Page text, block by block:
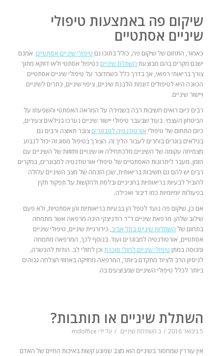
שיקום פה באמצעות טיפולי
שיניים אסתטיים
כאמור, התחום של שיקום פה, כולל בתוכו גם טיפולי שיניים אסתטיים. אמנם
ישנם מקרים בהם מבוצעת השתלת שיניים כטיפול אסתטי ולאו דווקא מתוך
צורך בריאותי רפואי, אך בדרך כלל כשמדובר על טיפולי שיניים אסתטיים
הכוונה היא לטיפולים דוגמת הלבנת שיניים, ציפוי שיניים, כתרים לשיניים
ויישור שיניים.
רבים כיום רואים חשיבות רבה בשמירה על המראה האסתטי והשפעתו על
הביטחון העצמי. בעוד שבעבר טיפולי יישור שיניים נערכו בגילאים צעירים,
כיום התחום של טיפולי אורטודנטיה למבוגרים צובר תאוצה ורבים גם
בגילאים בוגרים בוחרים לעבור הליך זה. הצורך בטיפול מסוג זה יכול לנבוע
מצמיחה עקומה של השיניים מלכתחילה או שינויים ותזוזות של השיניים עם
הזמן. מעבר ליתרונות האסתטיים של טיפולי אורטודנטיה למבוגרים, במקרים
רבים יש להם גם חשיבות בריאותית, שכן הזנחה של מצב השיניים עלולה
להוביל לבעיות בריאותיות בחניכיים ובלסת ולהקשות על תפקוד תקין
בפעולות יומיומיות כמו דיבור ואכילה.
אם כן, שיקום פה נועד לטפל הן בבעיות בריאותיות והן אסתטיות, ולא פעם
שילוב שלהן. מרפאת שיניים ד"ר רודניצקי הינה מרפאה אשר מתמחה
בתחום של השתלות שיניים בתל אביב, כירורגיית שיניים, טיפולי שיניים
אסתטיים, אורטודנטיה למבוגרים ועוד. בנוסף לכך, המרפאה מתמחה
ומנוסה במתן טיפולי שיניים לחולי סוכרתוכן לחולי לב. הודות להכשרה,
לניסיון הרב ולציוד מתקדם ביותר, המרפאה מחזיקה באחוזי הצלחה גבוהים
ביותר לכלל טיפולי השיניים שמבוצעים בה.
השתלת שיניים או תותבות?
5 בינואר 2016 / ב השתלות שיניים / על ידי mdoffice
אין עוררין שמחסור בשיניים הוא מצב שפוגע קשות באיכות החיים של האדם